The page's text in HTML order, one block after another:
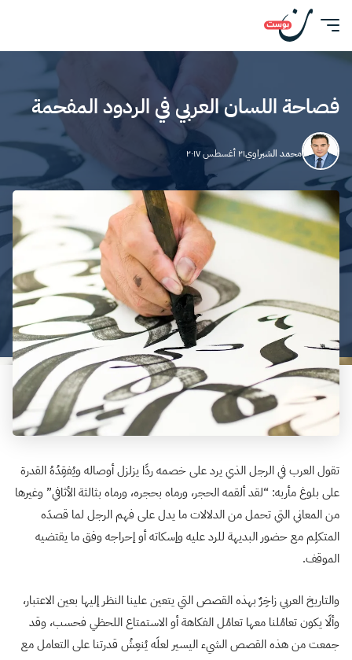
فصاحة اللسان العربي في الردود المفحمة
محمد الشبراوي٢١ أغسطس ٢٠١٧
تقول العرب في الرجل الذي يرد على خصمه ردًا يزلزل أوصاله ويُفقِدُهُ القدرة
على بلوغ مأربه: “لقد ألقمه الحجر، ورماه بحجره، ورماه بثالثة الأثافي” وغيرها
من المعاني التي تحمل من الدلالات ما يدل على فهم الرجل لما قصدَه
المتكلِم مع حضور البديهة للرد عليه وإسكاته أو إحراجه وفق ما يقتضيه
الموقف.
والتاريخ العربي زاخِرٌ بهذه القصص التي يتعين علينا النظر إليها بعين الاعتبار،
وألَا يكون تعامُلنا معها تعامُل الفكاهة أو الاستمتاع اللحظي فحسب، وقد
جمعت من هذه القصص الشيء اليسير لعلَه يُنعِشُ قدرتنا على التعامل مع